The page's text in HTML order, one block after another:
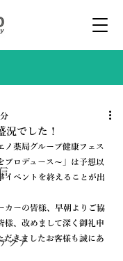
クア
況でした！
ノ薬局グループ健康フェス
プロデュース～」は予想以
イベントを終えることが出
カーの皆様、早朝よりご協
様、改めまして深く御礼申
だきましたお客様も誠にあ